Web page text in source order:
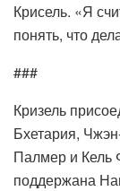
Крисель. «Я
понять, что
###
Кризель
Бхетария,
Палмер и Кель
поддержана